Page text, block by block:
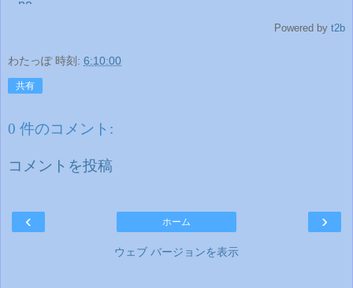
Powered by t2b
わたっぽ 時刻: 6:10:00
共有
0 件のコメント:
コメントを投稿
‹ ›
ホーム
ウェブ バージョンを表示